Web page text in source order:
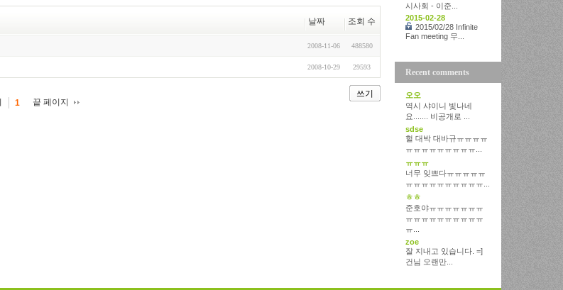
날짜 조회 수
2008-11-06 488580
2008-10-29 29593
쓰기
1 끝 페이지
시사회 - 이준...
2015-02-28
2015/02/28 Infinite
Fan meeting 무...
Recent comments
오오
역시 샤이니 빛나네
요....... 비공개로 ...
sdse
헐 대박 대바규ㅠㅠㅠㅠ
ㅠㅠㅠㅠㅠㅠㅠㅠㅠ...
ㅠㅠㅠ
너무 잊쁘다ㅠㅠㅠㅠㅠ
ㅠㅠㅠㅠㅠㅠㅠㅠㅠㅠ...
ㅎㅎ
준호야ㅠㅠㅠㅠㅠㅠㅠ
ㅠㅠㅠㅠㅠㅠㅠㅠㅠㅠ
ㅠ...
zoe
잘 지내고 있습니다. =]
건님 오랜만...